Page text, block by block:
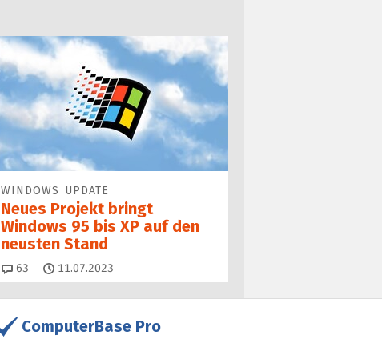
WINDOWS UPDATE
Neues Projekt bringt
Windows 95 bis XP auf den
neusten Stand
63 Kommentare
11.07.2023
ComputerBase Pro